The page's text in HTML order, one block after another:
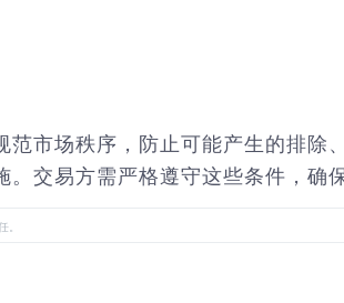
市场秩序，防止可能产生的排除
交易方需严格遵守这些条件，确